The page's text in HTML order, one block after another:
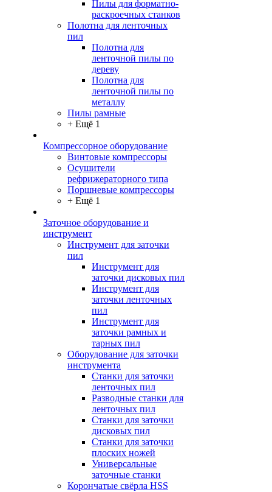
Пилы для форматно-
раскроечных станков
Полотна для ленточных
пил
Полотна для
ленточной пилы по
дереву
Полотна для
ленточной пилы по
металлу
Пилы рамные
+ Ещё 1
Компрессорное оборудование
Винтовые компрессоры
Осушители
рефрижераторного типа
Поршневые компрессоры
+ Ещё 1
Заточное оборудование и
инструмент
Инструмент для заточки
пил
Инструмент для
заточки дисковых пил
Инструмент для
заточки ленточных
пил
Инструмент для
заточки рамных и
тарных пил
Оборудование для заточки
инструмента
Станки для заточки
ленточных пил
Разводные станки для
ленточных пил
Станки для заточки
дисковых пил
Станки для заточки
плоских ножей
Универсальные
заточные станки
Корончатые свёрла HSS